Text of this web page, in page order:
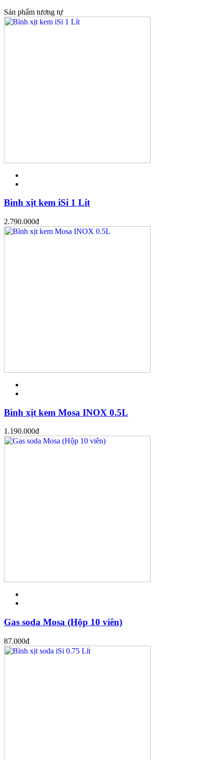
Sản phẩm tương tự
Bình xịt kem iSi 1 Lít
2.790.000đ
Bình xịt kem Mosa INOX 0.5L
1.190.000đ
Gas soda Mosa (Hộp 10 viên)
87.000đ